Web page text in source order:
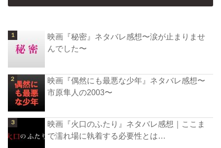
映画『秘密』ネタバレ感想〜涙が止まりませ
んでした〜
映画『偶然にも最悪な少年』ネタバレ感想〜
市原隼人の2003〜
映画『火口のふたり』ネタバレ感想｜ここま
で濡れ場に執着する必要性とは…